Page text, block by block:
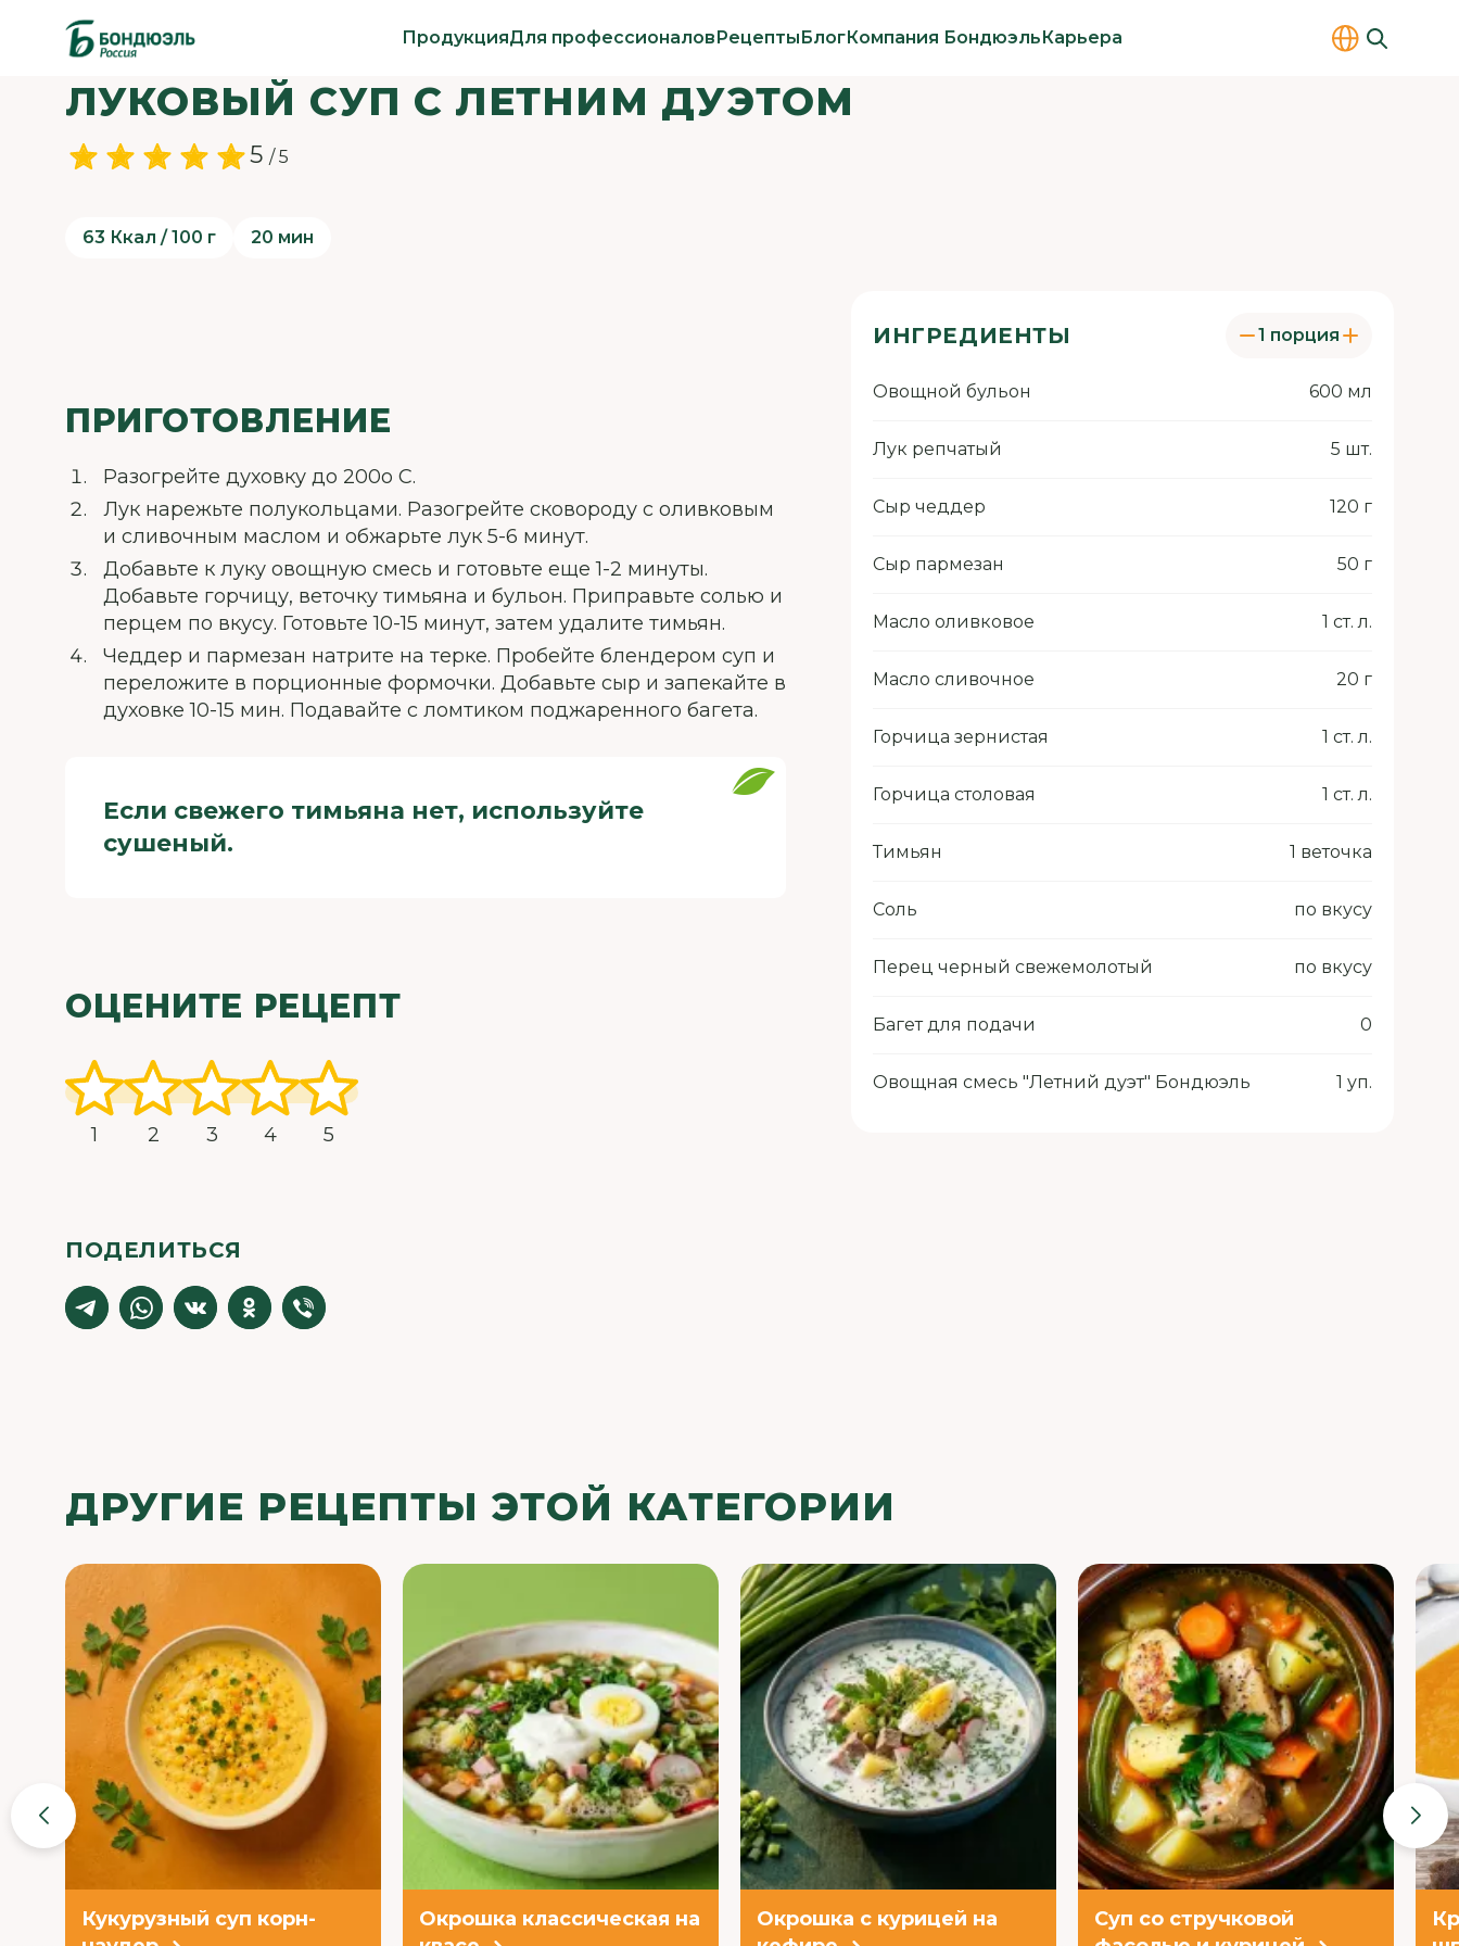
ПродукцияДля профессионаловРецептыБлогКомпания БондюэльКарьера
ЛУКОВЫЙ СУП С ЛЕТНИМ ДУЭТОМ
5 / 5
63 Ккал / 100 г 20 мин
ИНГРЕДИЕНТЫ 1 порция
Овощной бульон 600 мл
Лук репчатый 5 шт.
Сыр чеддер 120 г
Сыр пармезан 50 г
Масло оливковое 1 ст. л.
Масло сливочное 20 г
Горчица зернистая 1 ст. л.
Горчица столовая 1 ст. л.
Тимьян 1 веточка
Соль по вкусу
Перец черный свежемолотый по вкусу
Багет для подачи 0
Овощная смесь "Летний дуэт" Бондюэль 1 уп.
ПРИГОТОВЛЕНИЕ
Разогрейте духовку до 200о С.
Лук нарежьте полукольцами. Разогрейте сковороду с оливковым
и сливочным маслом и обжарьте лук 5-6 минут.
Добавьте к луку овощную смесь и готовьте еще 1-2 минуты.
Добавьте горчицу, веточку тимьяна и бульон. Приправьте солью и
перцем по вкусу. Готовьте 10-15 минут, затем удалите тимьян.
Чеддер и пармезан натрите на терке. Пробейте блендером суп и
переложите в порционные формочки. Добавьте сыр и запекайте в
духовке 10-15 мин. Подавайте с ломтиком поджаренного багета.
Если свежего тимьяна нет, используйте
сушеный.
ОЦЕНИТЕ РЕЦЕПТ
1 2 3 4 5
ПОДЕЛИТЬСЯ
ДРУГИЕ РЕЦЕПТЫ ЭТОЙ КАТЕГОРИИ
Кукурузный суп корн-
Окрошка классическая на
Окрошка с курицей на
Суп со стручковой